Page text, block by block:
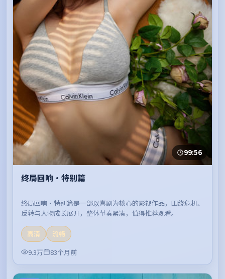
99:56
终局回响·特别篇
终局回响·特别篇是一部以喜剧为核心的影视作品，围绕危机、
反转与人物成长展开，整体节奏紧凑，值得推荐观看。
高清
流畅
9.3万
83个月前